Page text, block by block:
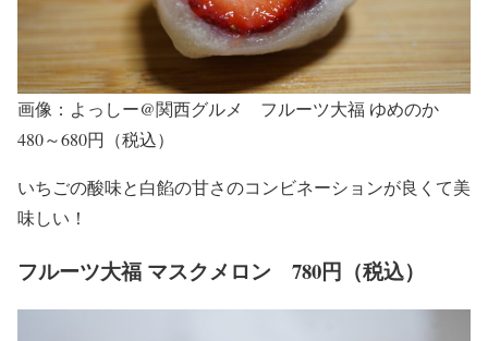
画像：よっしー@関西グルメ フルーツ大福 ゆめのか
480～680円（税込）
いちごの酸味と白餡の甘さのコンビネーションが良くて美
味しい！
フルーツ大福 マスクメロン 780円（税込）